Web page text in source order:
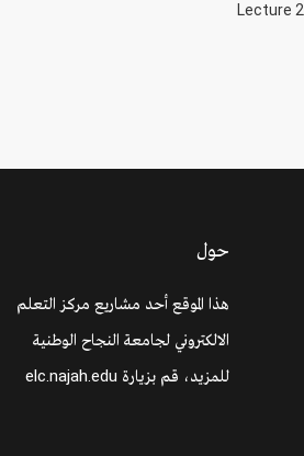
Lecture
حول
هذا الموقع أحد مشاريع مركز التعلم
الالكتروني لجامعة النجاح الوطنية
للمزيد، قم بزيارة elc.najah.edu